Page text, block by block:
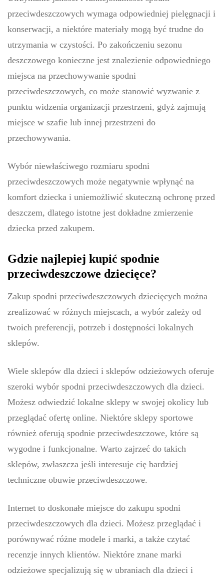
przeciwdeszczowych wymaga odpowiedniej pielęgnacji i
konserwacji, a niektóre materiały mogą być trudne do
utrzymania w czystości. Po zakończeniu sezonu
deszczowego konieczne jest znalezienie odpowiedniego
miejsca na przechowywanie spodni
przeciwdeszczowych, co może stanowić wyzwanie z
punktu widzenia organizacji przestrzeni, gdyż zajmują
miejsce w szafie lub innej przestrzeni do
przechowywania.
Wybór niewłaściwego rozmiaru spodni
przeciwdeszczowych może negatywnie wpłynąć na
komfort dziecka i uniemożliwić skuteczną ochronę przed
deszczem, dlatego istotne jest dokładne zmierzenie
dziecka przed zakupem.
Gdzie najlepiej kupić spodnie
przeciwdeszczowe dziecięce?
Zakup spodni przeciwdeszczowych dziecięcych można
zrealizować w różnych miejscach, a wybór zależy od
twoich preferencji, potrzeb i dostępności lokalnych
sklepów.
Wiele sklepów dla dzieci i sklepów odzieżowych oferuje
szeroki wybór spodni przeciwdeszczowych dla dzieci.
Możesz odwiedzić lokalne sklepy w swojej okolicy lub
przeglądać ofertę online. Niektóre sklepy sportowe
również oferują spodnie przeciwdeszczowe, które są
wygodne i funkcjonalne. Warto zajrzeć do takich
sklepów, zwłaszcza jeśli interesuje cię bardziej
techniczne obuwie przeciwdeszczowe.
Internet to doskonałe miejsce do zakupu spodni
przeciwdeszczowych dla dzieci. Możesz przeglądać i
porównywać różne modele i marki, a także czytać
recenzje innych klientów. Niektóre znane marki
odzieżowe specjalizują się w ubraniach dla dzieci i